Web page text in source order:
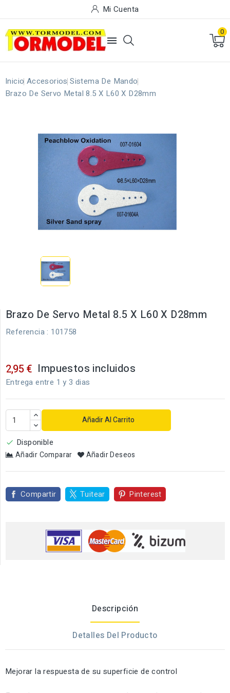
Mi Cuenta

0
Inicio Accesorios Sistema De Mando
Brazo De Servo Metal 8.5 X L60 X D28mm
Brazo De Servo Metal 8.5 X L60 X D28mm
Referencia : 101758
2,95 € Impuestos incluidos
Entrega entre 1 y 3 dias
Añadir Al Carrito
 Disponible
Añadir Comparar Añadir Deseos
Compartir Tuitear Pinterest
Descripción
Detalles Del Producto
Mejorar la respuesta de su superficie de control